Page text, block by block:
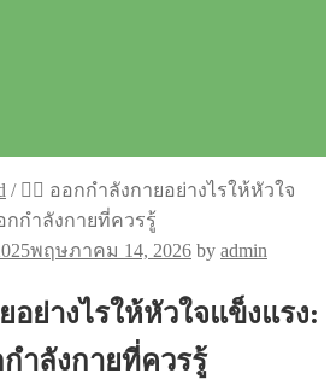
/ 🏃‍♂️ ออกกำลังกายอย่างไรให้หัวใจ
กกำลังกายที่ควรรู้
พฤษภาคม 14, 2026 by admin
อย่างไรให้หัวใจแข็งแรง:
ำลังกายที่ควรรู้